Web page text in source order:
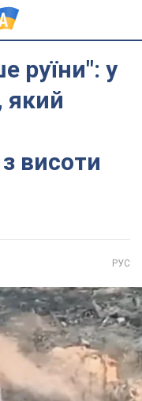
руїни": у
який
висоти
РУС